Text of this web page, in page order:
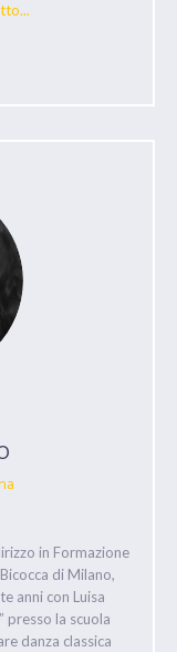
in Formazione
di Milano,
anni con Luisa
presso la scuola
danza classica